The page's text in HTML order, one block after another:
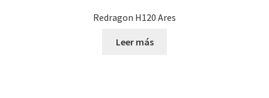
Redragon H120 Ares
Leer más